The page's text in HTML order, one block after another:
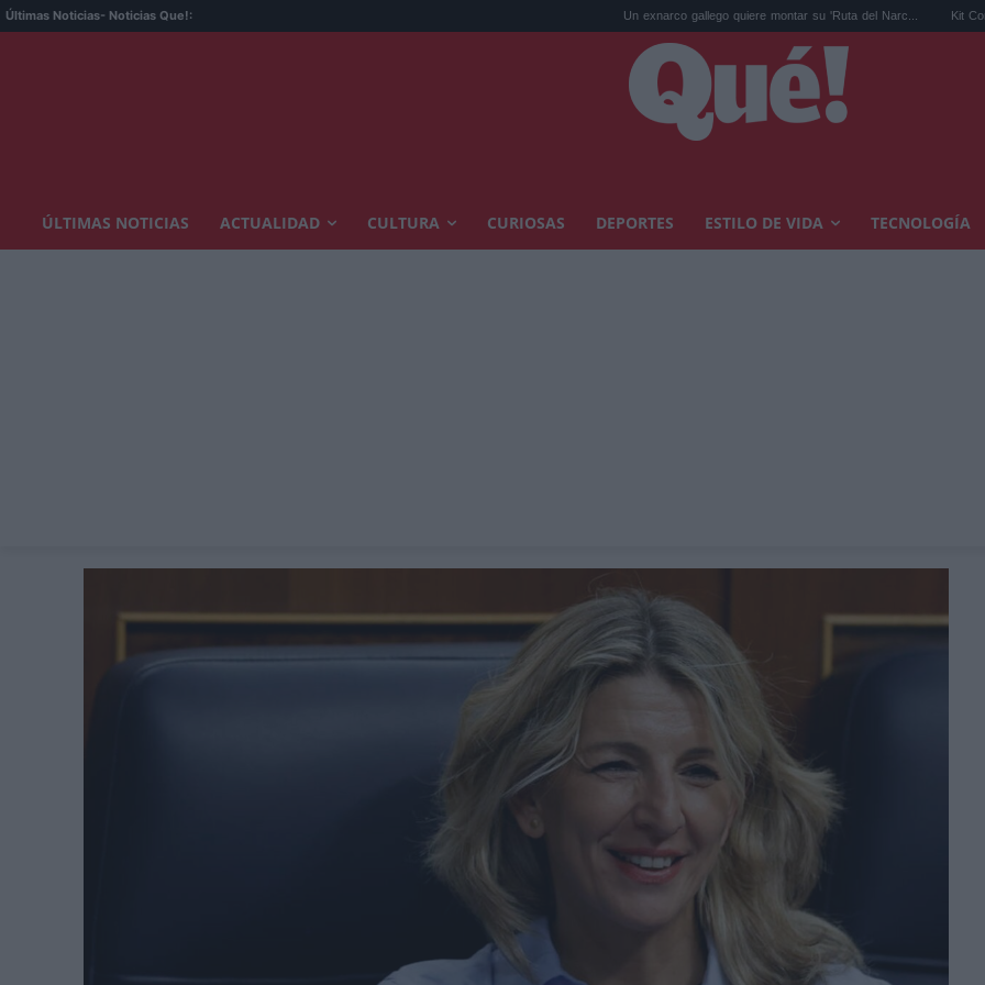
Últimas Noticias- Noticias Que!: Un exnarco gallego quiere montar su 'Ruta del Narc... Kit Connor será
ÚLTIMAS NOTICIAS ACTUALIDAD CULTURA CURIOSAS DEPORTES ESTILO DE VIDA TECNOLOGÍA